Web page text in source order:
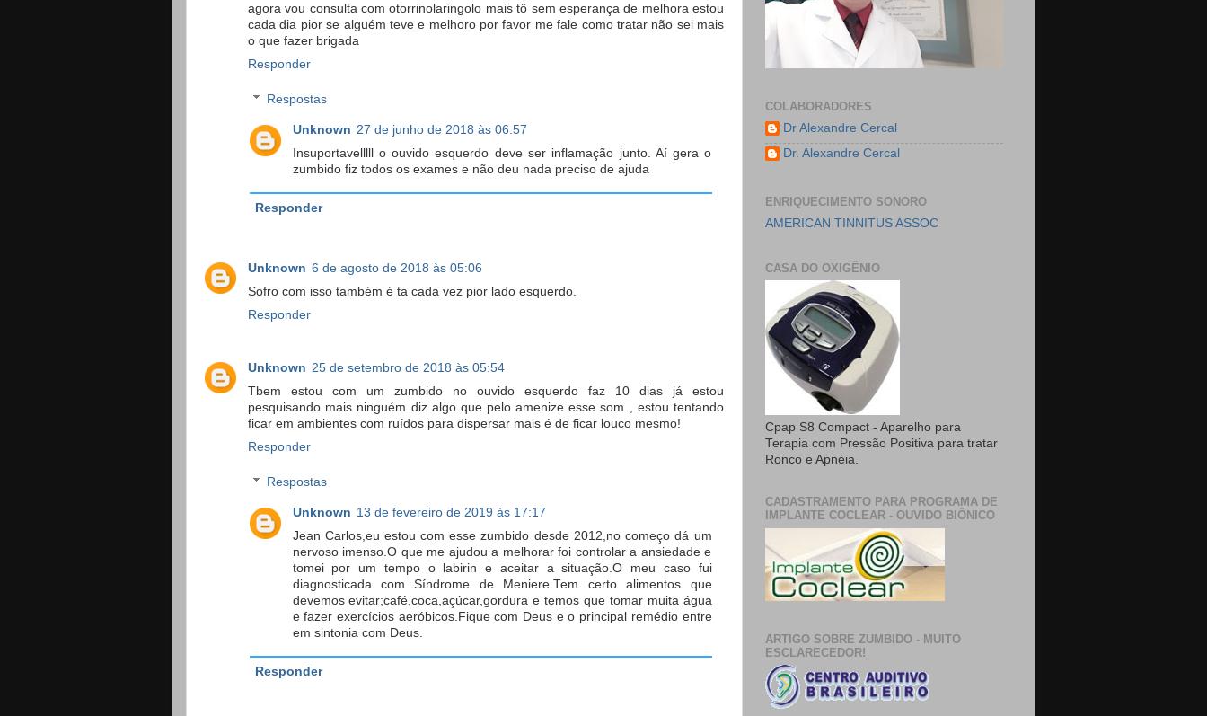
agora vou consulta com otorrinolaringolo mais tô sem esperança de melhora estou
cada dia pior se alguém teve e melhoro por favor me fale como tratar não sei mais
o que fazer brigada
Responder
Respostas
Unknown 27 de junho de 2018 às 06:57
Insuportavelllll o ouvido esquerdo deve ser inflamação junto. Aí gera o
zumbido fiz todos os exames e não deu nada preciso de ajuda
Responder
Unknown 6 de agosto de 2018 às 05:06
Sofro com isso também é ta cada vez pior lado esquerdo.
Responder
Unknown 25 de setembro de 2018 às 05:54
Tbem estou com um zumbido no ouvido esquerdo faz 10 dias já estou
pesquisando mais ninguém diz algo que pelo amenize esse som , estou tentando
ficar em ambientes com ruídos para dispersar mais é de ficar louco mesmo!
Responder
Respostas
Unknown 13 de fevereiro de 2019 às 17:17
Jean Carlos,eu estou com esse zumbido desde 2012,no começo dá um
nervoso imenso.O que me ajudou a melhorar foi controlar a ansiedade e
tomei por um tempo o labirin e aceitar a situação.O meu caso fui
diagnosticada com Síndrome de Meniere.Tem certo alimentos que
devemos evitar;café,coca,açúcar,gordura e temos que tomar muita água
e fazer exercícios aeróbicos.Fique com Deus e o principal remédio entre
em sintonia com Deus.
Responder
COLABORADORES
Dr Alexandre Cercal
Dr. Alexandre Cercal
ENRIQUECIMENTO SONORO
AMERICAN TINNITUS ASSOC
CASA DO OXIGÊNIO
Cpap S8 Compact - Aparelho para
Terapia com Pressão Positiva para tratar
Ronco e Apnéia.
CADASTRAMENTO PARA PROGRAMA DE
IMPLANTE COCLEAR - OUVIDO BIÔNICO
ARTIGO SOBRE ZUMBIDO - MUITO
ESCLARECEDOR!